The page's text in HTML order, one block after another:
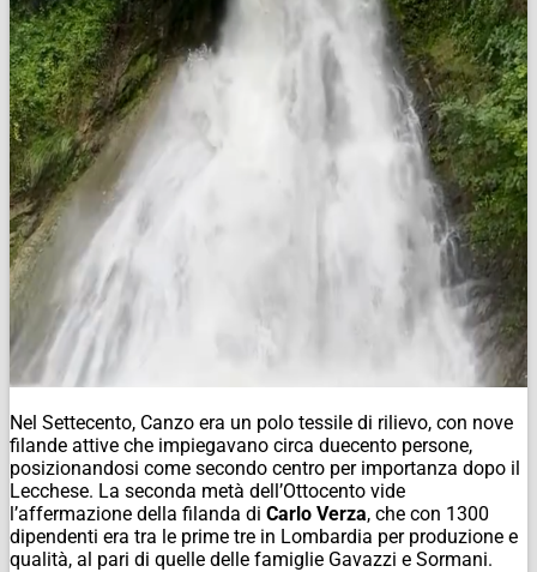
Nel Settecento, Canzo era un polo tessile di rilievo, con nove
filande attive che impiegavano circa duecento persone,
posizionandosi come secondo centro per importanza dopo il
Lecchese. La seconda metà dell’Ottocento vide
l’affermazione della filanda di Carlo Verza, che con 1300
dipendenti era tra le prime tre in Lombardia per produzione e
qualità, al pari di quelle delle famiglie Gavazzi e Sormani.